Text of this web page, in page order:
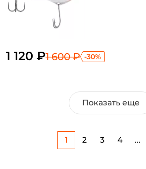
1 120 ₽1 600 ₽ -30%
Показать еще
1 2 3 4 ...